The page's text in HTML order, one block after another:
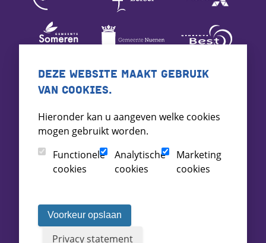
DEZE WEBSITE MAAKT GEBRUIK
VAN COOKIES.
Hieronder kan u aangeven welke cookies
mogen gebruikt worden.
Functionele
cookies
Analytische
cookies
Marketing
cookies
Voorkeur opslaan
Privacy statement